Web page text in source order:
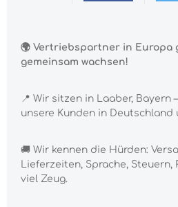
🌍 Vertriebspartner in Europa
gemeinsam wachsen!
📍 Wir sitzen in Laaber, Bayern
unsere Kunden in Deutschland
🚚 Wir kennen die Hürden:
Lieferzeiten, Sprache,
viel Zeug.